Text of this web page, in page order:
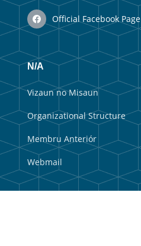
Official Facebook Page
N/A
Vizaun no Misaun
Organizational Structure
Membru Anteriór
Webmail